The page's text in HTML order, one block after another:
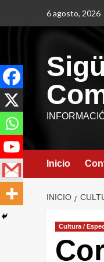
6 agosto, 2026
Inicio
INICIO
Cultura /